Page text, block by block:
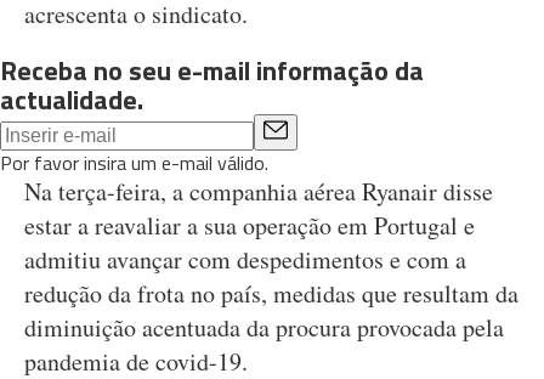
acrescenta o sindicato.
Receba no seu e-mail informação da
actualidade.
Por favor insira um e-mail válido.
Na terça-feira, a companhia aérea Ryanair disse
estar a reavaliar a sua operação em Portugal e
admitiu avançar com despedimentos e com a
redução da frota no país, medidas que resultam da
diminuição acentuada da procura provocada pela
pandemia de covid-19.